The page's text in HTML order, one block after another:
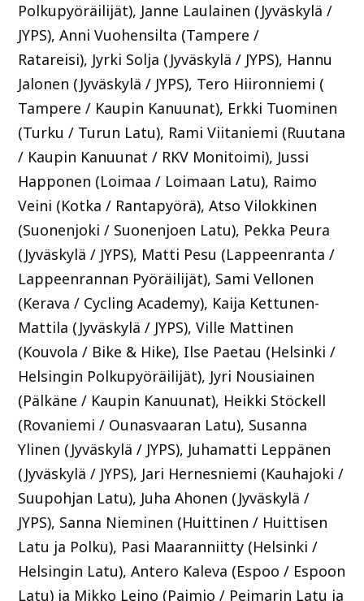
Polkupyöräilijät), Janne Laulainen (Jyväskylä /
JYPS), Anni Vuohensilta (Tampere /
Ratareisi), Jyrki Solja (Jyväskylä / JYPS), Hannu
Jalonen (Jyväskylä / JYPS), Tero Hiironniemi (
Tampere / Kaupin Kanuunat), Erkki Tuominen
(Turku / Turun Latu), Rami Viitaniemi (Ruutana
/ Kaupin Kanuunat / RKV Monitoimi), Jussi
Happonen (Loimaa / Loimaan Latu), Raimo
Veini (Kotka / Rantapyörä), Atso Vilokkinen
(Suonenjoki / Suonenjoen Latu), Pekka Peura
(Jyväskylä / JYPS), Matti Pesu (Lappeenranta /
Lappeenrannan Pyöräilijät), Sami Vellonen
(Kerava / Cycling Academy), Kaija Kettunen-
Mattila (Jyväskylä / JYPS), Ville Mattinen
(Kouvola / Bike & Hike), Ilse Paetau (Helsinki /
Helsingin Polkupyöräilijät), Jyri Nousiainen
(Pälkäne / Kaupin Kanuunat), Heikki Stöckell
(Rovaniemi / Ounasvaaran Latu), Susanna
Ylinen (Jyväskylä / JYPS), Juhamatti Leppänen
(Jyväskylä / JYPS), Jari Hernesniemi (Kauhajoki /
Suupohjan Latu), Juha Ahonen (Jyväskylä /
JYPS), Sanna Nieminen (Huittinen / Huittisen
Latu ja Polku), Pasi Maaranniitty (Helsinki /
Helsingin Latu), Antero Kaleva (Espoo / Espoon
Latu) ja Mikko Leino (Paimio / Peimarin Latu ja